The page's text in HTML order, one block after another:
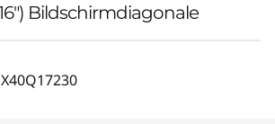
Bildschirmdiagonale